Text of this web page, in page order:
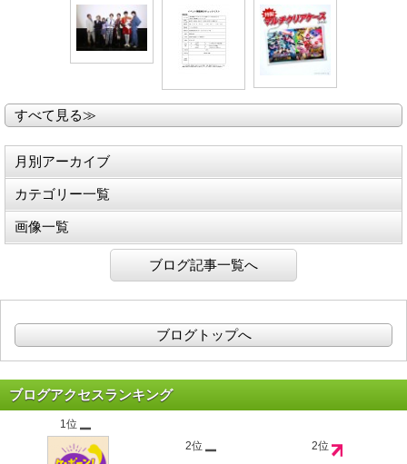
すべて見る≫
月別アーカイブ
カテゴリー一覧
画像一覧
ブログ記事一覧へ
ブログトップへ
ブログアクセスランキング
1位
2位 2位